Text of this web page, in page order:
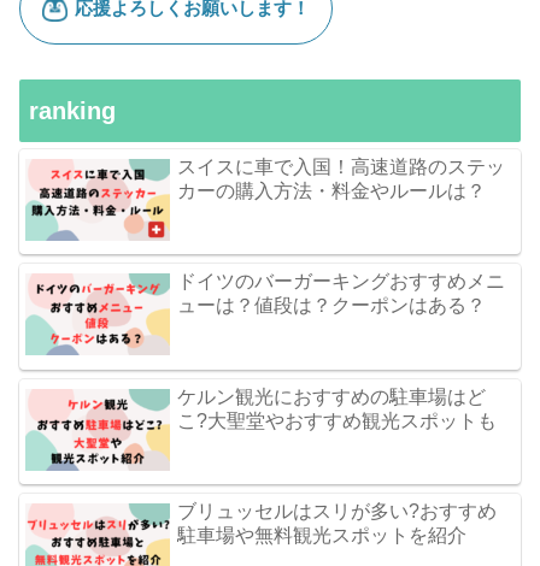
ranking
スイスに車で入国！高速道路のステッ
カーの購入方法・料金やルールは？
ドイツのバーガーキングおすすめメニ
ューは？値段は？クーポンはある？
ケルン観光におすすめの駐車場はど
こ?大聖堂やおすすめ観光スポットも
ブリュッセルはスリが多い?おすすめ
駐車場や無料観光スポットを紹介